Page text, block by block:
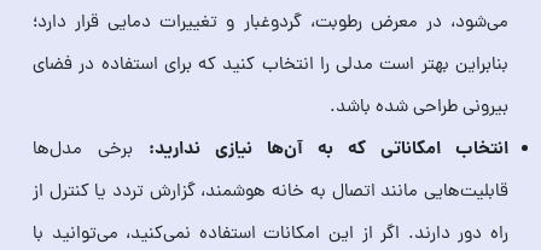
می‌شود، در معرض رطوبت، گردوغبار و تغییرات دمایی قرار دارد؛
بنابراین بهتر است مدلی را انتخاب کنید که برای استفاده در فضای
بیرونی طراحی شده باشد.
انتخاب امکاناتی که به آن‌ها نیازی ندارید: برخی مدل‌ها
قابلیت‌هایی مانند اتصال به خانه هوشمند، گزارش تردد یا کنترل از
راه دور دارند. اگر از این امکانات استفاده نمی‌کنید، می‌توانید با